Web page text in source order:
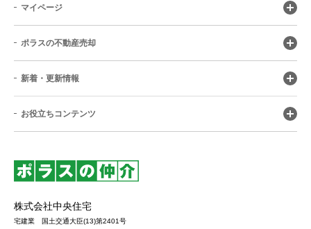
マイページ
ポラスの不動産売却
新着・更新情報
お役立ちコンテンツ
株式会社中央住宅
宅建業 国土交通大臣(13)第2401号